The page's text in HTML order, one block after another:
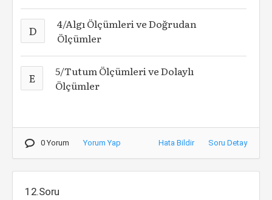
D
4/Algı Ölçümleri ve Doğrudan
Ölçümler
E
5/Tutum Ölçümleri ve Dolaylı
Ölçümler
0 Yorum Yorum Yap Hata Bildir Soru Detay
12.Soru